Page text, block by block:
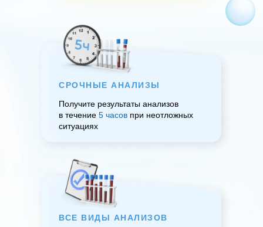
СРОЧНЫЕ АНАЛИЗЫ
Получите результаты анализов
в течение 5 часов при неотложных
ситуациях
ВСЕ ВИДЫ АНАЛИЗОВ